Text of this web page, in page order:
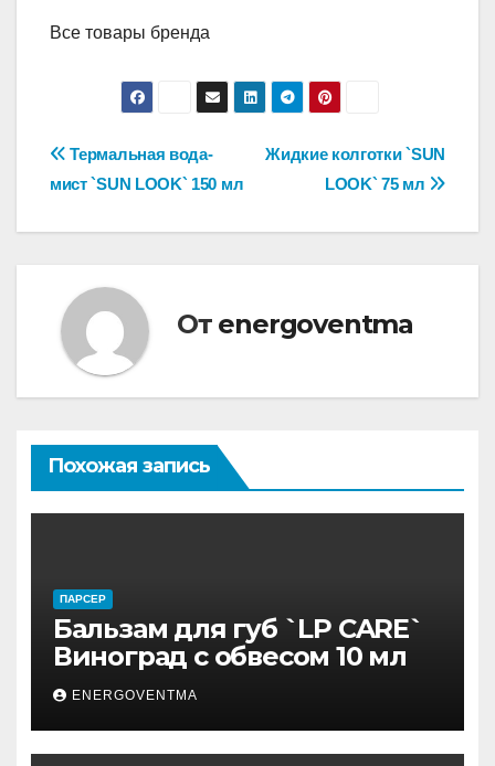
Все товары бренда
Навигация
Жидкие колготки `SUN
LOOK` 75 мл
Термальная вода-
мист `SUN LOOK` 150 мл
От energoventma
Похожая запись
ПАРСЕР
Бальзам для губ `LP CARE`
Виноград с обвесом 10 мл
ENERGOVENTMA